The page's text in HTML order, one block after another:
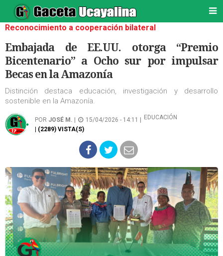
Reconocimiento a cooperación bilateral
Embajada de EE.UU. otorga “Premio
Bicentenario” a Ocho sur por impulsar
Becas en la Amazonía
Distinción destaca educación, investigación y desarrollo
sostenible en la Amazonía.
POR JOSÉ M. 15/04/2026 - 14:11 |
EDUCACIÓN
| (2289) VISTA(S)